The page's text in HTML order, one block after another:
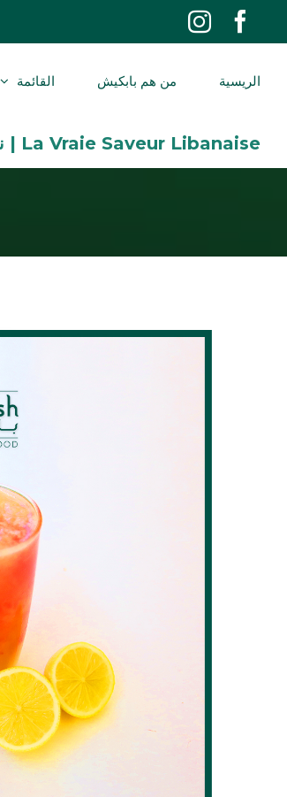
Facebook
Instagram
الريسية من هم بابكيش القائمة
La Vraie Saveur Libanaise | نكهة لبنانية | The Real Lebanese Taste